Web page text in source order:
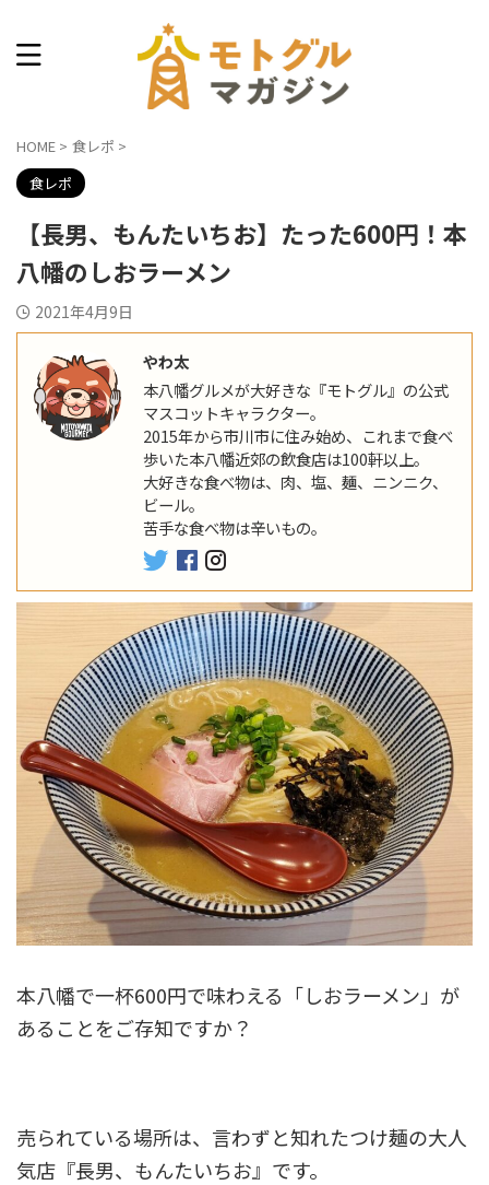
HOME > 食レポ >
食レポ
【長男、もんたいちお】たった600円！本
八幡のしおラーメン
2021年4月9日
やわ太
本八幡グルメが大好きな『モトグル』の公式
マスコットキャラクター。
2015年から市川市に住み始め、これまで食べ
歩いた本八幡近郊の飲食店は100軒以上。
大好きな食べ物は、肉、塩、麺、ニンニク、
ビール。
苦手な食べ物は辛いもの。
本八幡で一杯600円で味わえる「しおラーメン」が
あることをご存知ですか？
売られている場所は、言わずと知れたつけ麺の大人
気店『長男、もんたいちお』です。